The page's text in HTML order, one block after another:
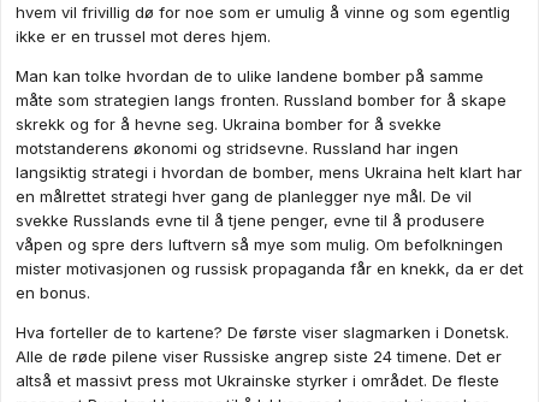
hvem vil frivillig dø for noe som er umulig å vinne og som egentlig
ikke er en trussel mot deres hjem.
Man kan tolke hvordan de to ulike landene bomber på samme
måte som strategien langs fronten. Russland bomber for å skape
skrekk og for å hevne seg. Ukraina bomber for å svekke
motstanderens økonomi og stridsevne. Russland har ingen
langsiktig strategi i hvordan de bomber, mens Ukraina helt klart har
en målrettet strategi hver gang de planlegger nye mål. De vil
svekke Russlands evne til å tjene penger, evne til å produsere
våpen og spre ders luftvern så mye som mulig. Om befolkningen
mister motivasjonen og russisk propaganda får en knekk, da er det
en bonus.
Hva forteller de to kartene? De første viser slagmarken i Donetsk.
Alle de røde pilene viser Russiske angrep siste 24 timene. Det er
altså et massivt press mot Ukrainske styrker i området. De fleste